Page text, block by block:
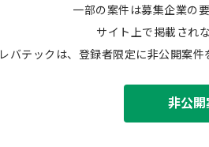
一部の案件は募集企業の
サイト上で掲載され
レバテックは、登録者限定に非公開案
非公